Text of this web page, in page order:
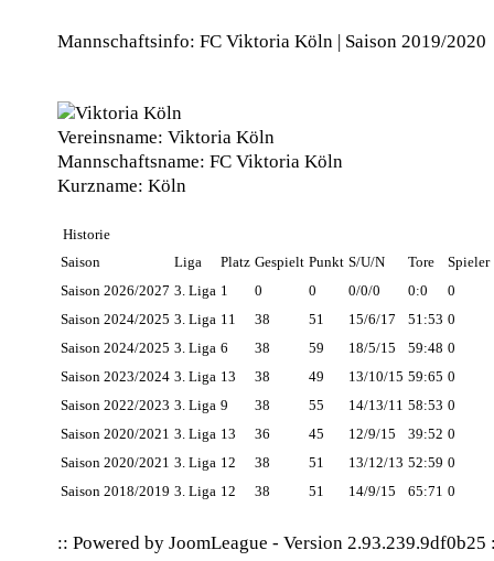
Mannschaftsinfo: FC Viktoria Köln | Saison 2019/2020
Vereinsname: Viktoria Köln
Mannschaftsname: FC Viktoria Köln
Kurzname: Köln
Historie
Saison
Liga Platz Gespielt Punkt S/U/N Tore
Spieler
Saison 2026/2027 3. Liga 1 0 0 0/0/0 0:0
0
Saison 2024/2025 3. Liga 11 38 51 15/6/17 51:53 0
Saison 2024/2025 3. Liga 6 38 59 18/5/15 59:48 0
Saison 2023/2024 3. Liga 13 38 49 13/10/15 59:65 0
Saison 2022/2023 3. Liga 9 38 55 14/13/11 58:53 0
Saison 2020/2021 3. Liga 13 36 45 12/9/15 39:52 0
Saison 2020/2021 3. Liga 12 38 51 13/12/13 52:59 0
Saison 2018/2019 3. Liga 12 38 51 14/9/15 65:71 0
:: Powered by JoomLeague - Version 2.93.239.9df0b25